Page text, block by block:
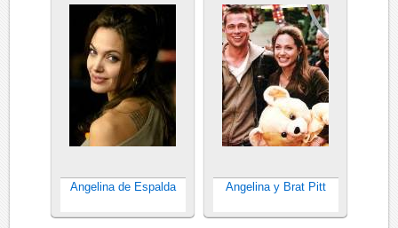
Angelina de Espalda Angelina y Brat Pitt